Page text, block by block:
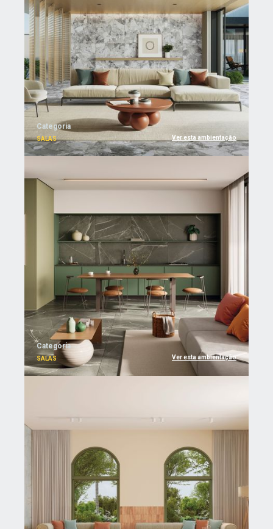
Categoria
SALAS Ver esta ambientação
Categoria
SALAS Ver esta ambientação